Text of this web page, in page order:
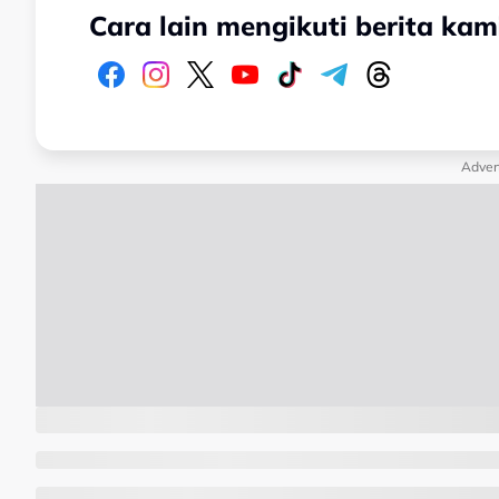
Cara lain mengikuti berita